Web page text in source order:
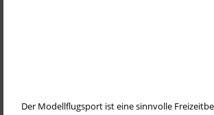
Der Modellflugsport ist eine sinnvolle